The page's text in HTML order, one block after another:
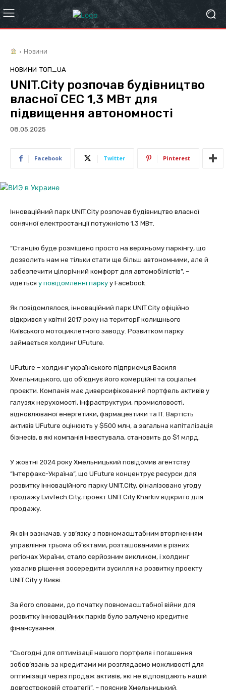
Новини
НОВИНИ ТОП_UA
UNIT.City розпочав будівництво
власної СЕС 1,3 МВт для
підвищення автономності
08.05.2025
Facebook Twitter Pinterest
Інноваційний парк UNIT.City розпочав будівництво власної
сонячної електростанції потужністю 1,3 МВт.
“Станцію буде розміщено просто на верхньому паркінгу, що
дозволить нам не тільки стати ще більш автономними, але й
забезпечити цілорічний комфорт для автомобілістів”, –
йдеться у повідомленні парку у Facebook.
Як повідомлялося, інноваційний парк UNIT.City офіційно
відкрився у квітні 2017 року на території колишнього
Київського мотоциклетного заводу. Розвитком парку
займається холдинг UFuture.
UFuture – холдинг українського підприємця Василя
Хмельницького, що об’єднує його комерційні та соціальні
проєкти. Компанія має диверсифікований портфель активів у
галузях нерухомості, інфраструктури, промисловості,
відновлюваної енергетики, фармацевтики та IT. Вартість
активів UFuture оцінюють у $500 млн, а загальна капіталізація
бізнесів, в які компанія інвестувала, становить до $1 млрд.
У жовтні 2024 року Хмельницький повідомив агентству
“Інтерфакс-Україна”, що UFuture концентрує ресурси для
розвитку інноваційного парку UNIT.City, фіналізовано угоду
продажу LvivTech.City, проект UNIT.City Kharkiv відкрито для
продажу.
Як він зазначав, у зв’язку з повномасштабним вторгненням
управління трьома об’єктами, розташованими в різних
регіонах України, стало серйозним викликом, і холдинг
ухвалив рішення зосередити зусилля на розвитку проекту
UNIT.City у Києві.
За його словами, до початку повномасштабної війни для
розвитку інноваційних парків було залучено кредитне
фінансування.
“Сьогодні для оптимізації нашого портфеля і погашення
зобов’язань за кредитами ми розглядаємо можливості для
оптимізації через продаж активів, які не відповідають нашій
довгостроковій стратегії”, – пояснив Хмельницький.